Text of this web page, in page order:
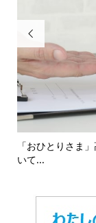

「おひとりさま
対応...